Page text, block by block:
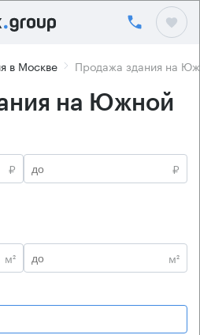
в Москве Продажа здания на
на Южной
₽
₽
м²
м²